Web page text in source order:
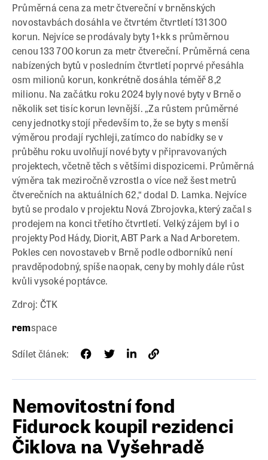
Průměrná cena za metr čtvereční v brněnských
novostavbách dosáhla ve čtvrtém čtvrtletí 131 300
korun. Nejvíce se prodávaly byty 1+kk s průměrnou
cenou 133 700 korun za metr čtvereční. Průměrná cena
nabízených bytů v posledním čtvrtletí poprvé přesáhla
osm milionů korun, konkrétně dosáhla téměř 8,2
milionu. Na začátku roku 2024 byly nové byty v Brně o
několik set tisíc korun levnější. „Za růstem průměrné
ceny jednotky stojí především to, že se byty s menší
výměrou prodají rychleji, zatímco do nabídky se v
průběhu roku uvolňují nové byty v připravovaných
projektech, včetně těch s většími dispozicemi. Průměrná
výměra tak meziročně vzrostla o více než šest metrů
čtverečních na aktuálních 62,“ dodal D. Lamka. Nejvíce
bytů se prodalo v projektu Nová Zbrojovka, který začal s
prodejem na konci třetího čtvrtletí. Velký zájem byl i o
projekty Pod Hády, Diorit, ABT Park a Nad Arboretem.
Pokles cen novostaveb v Brně podle odborníků není
pravděpodobný, spíše naopak, ceny by mohly dále růst
kvůli vysoké poptávce.
Zdroj: ČTK
remspace
Sdílet článek:
Nemovitostní fond
Fidurock koupil rezidenci
Čiklova na Vyšehradě